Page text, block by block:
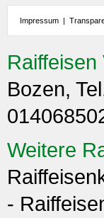
Impressum |
Bozen,
Weitere
-